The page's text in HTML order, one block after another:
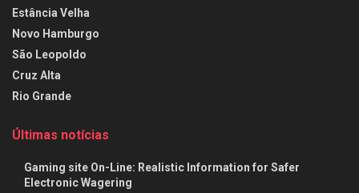
Estância Velha
Novo Hamburgo
São Leopoldo
Cruz Alta
Rio Grande
Últimas notícias
Gaming site On-Line: Realistic Information for Safer
Electronic Wagering